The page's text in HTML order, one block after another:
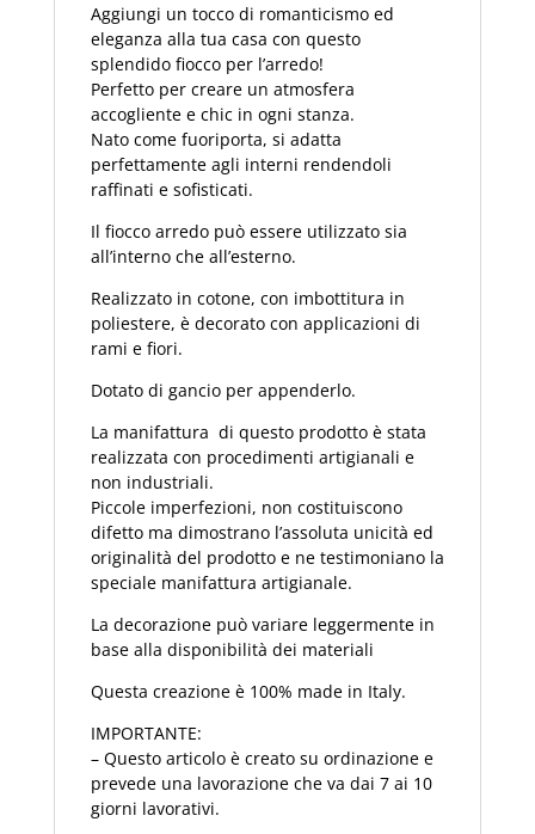
Aggiungi un tocco di romanticismo ed
eleganza alla tua casa con questo
splendido fiocco per l’arredo!
Perfetto per creare un atmosfera
accogliente e chic in ogni stanza.
Nato come fuoriporta, si adatta
perfettamente agli interni rendendoli
raffinati e sofisticati.
Il fiocco arredo può essere utilizzato sia
all’interno che all’esterno.
Realizzato in cotone, con imbottitura in
poliestere, è decorato con applicazioni di
rami e fiori.
Dotato di gancio per appenderlo.
La manifattura di questo prodotto è stata
realizzata con procedimenti artigianali e
non industriali.
Piccole imperfezioni, non costituiscono
difetto ma dimostrano l’assoluta unicità ed
originalità del prodotto e ne testimoniano la
speciale manifattura artigianale.
La decorazione può variare leggermente in
base alla disponibilità dei materiali
Questa creazione è 100% made in Italy.
IMPORTANTE:
– Questo articolo è creato su ordinazione e
prevede una lavorazione che va dai 7 ai 10
giorni lavorativi.